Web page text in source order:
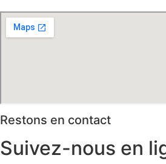
Restons en contact
Suivez-nous en